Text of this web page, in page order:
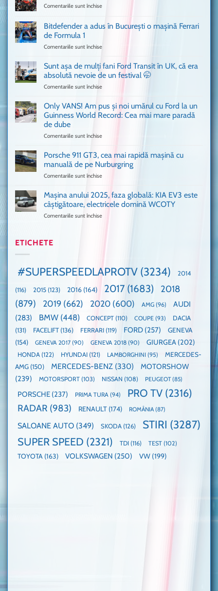
Comentariile sunt închise
Ferrari
cum
văzut
Bitdefender a adus în București o mașină Ferrari
de Formula 1
Comentariile sunt închise
a
adus
în
mașină
Ferrari
Sunt așa de mulți fani Ford Transit în UK, că era
absolută nevoie de un festival 🤭
Comentariile sunt închise
de
mulți
în
UK,
că
nevoie
de
Only VANS! Am pus și noi umărul cu Ford la un
Guinness World Record: Cea mai mare paradă
de dube
Comentariile sunt închise
Am
pus
umărul
cu
mai
mare
paradă
de
dube
Porsche 911 GT3, cea mai rapidă mașină cu
manuală de pe Nurburgring
Comentariile sunt închise
911
GT3,
cea
pe
Nurburgring
Mașina anului 2025, faza globală: KIA EV3 este
câștigătoare, electricele domină WCOTY
Comentariile sunt închise
EV3
câștigătoare,
domină
WCOTY
ETICHETE
#SUPERSPEEDLAPROTV (3234) 2014
(116) 2015 (123) 2016 (164) 2017 (1683)
2018
(879)
2019 (662) 2020 (600) AMG (96)
AUDI
(283)
BMW (448) CONCEPT (110) COUPE (93)
DACIA
(131)
FACELIFT (136) FERRARI (119) FORD (257)
GENEVA
(154)
GENEVA 2017 (90) GENEVA 2018 (90) GIURGEA (202)
HONDA (122) HYUNDAI (121) LAMBORGHINI (95)
MERCEDES-
AMG (150) MERCEDES-BENZ (330)
MOTORSHOW
(239)
MOTORSPORT (103) NISSAN (108) PEUGEOT(85)
PORSCHE (237) PRIMA TURA (94) PRO TV (2316)
RADAR (983) RENAULT (174) ROMÂNIA(87)
SALOANE AUTO (349) SKODA (126) STIRI (3287)
SUPER SPEED (2321) TDI (116) TEST (102)
TOYOTA (163) VOLKSWAGEN (250) VW (199)